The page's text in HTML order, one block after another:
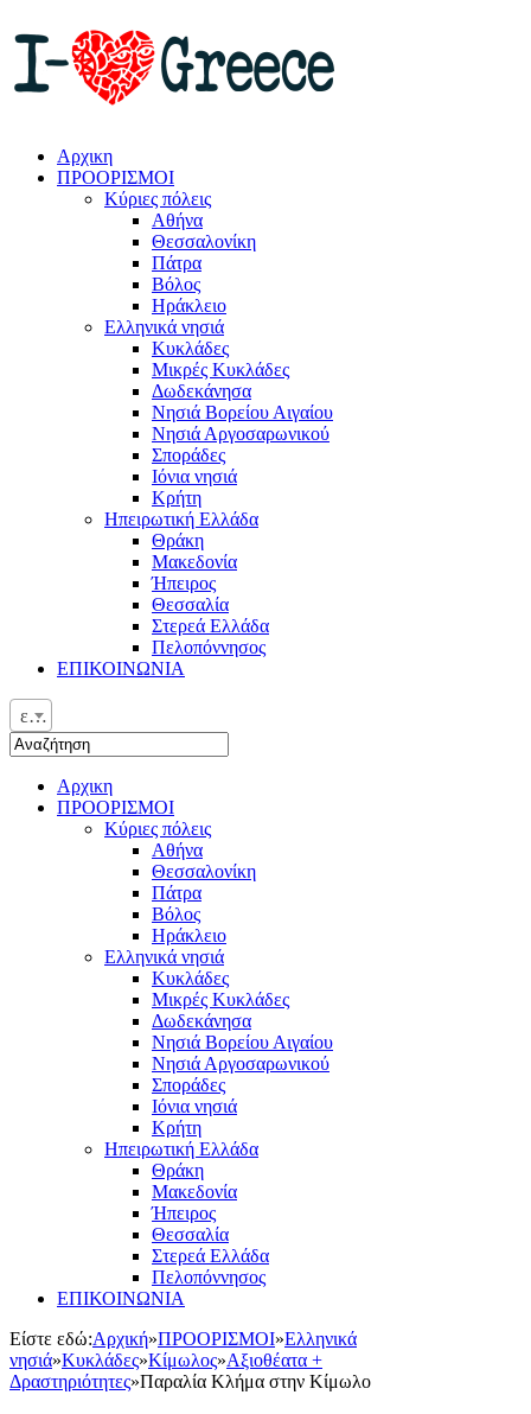
Αρχικη
ΠΡΟΟΡΙΣΜΟΙ
Κύριες πόλεις
Αθήνα
Θεσσαλονίκη
Πάτρα
Βόλος
Ηράκλειο
Ελληνικά νησιά
Κυκλάδες
Μικρές Κυκλάδες
Δωδεκάνησα
Νησιά Βορείου Αιγαίου
Νησιά Αργοσαρωνικού
Σποράδες
Ιόνια νησιά
Κρήτη
Ηπειρωτική Ελλάδα
Θράκη
Μακεδονία
Ήπειρος
Θεσσαλία
Στερεά Ελλάδα
Πελοπόννησος
ΕΠΙΚΟΙΝΩΝΙΑ
ελ
Αρχικη
ΠΡΟΟΡΙΣΜΟΙ
Κύριες πόλεις
Αθήνα
Θεσσαλονίκη
Πάτρα
Βόλος
Ηράκλειο
Ελληνικά νησιά
Κυκλάδες
Μικρές Κυκλάδες
Δωδεκάνησα
Νησιά Βορείου Αιγαίου
Νησιά Αργοσαρωνικού
Σποράδες
Ιόνια νησιά
Κρήτη
Ηπειρωτική Ελλάδα
Θράκη
Μακεδονία
Ήπειρος
Θεσσαλία
Στερεά Ελλάδα
Πελοπόννησος
ΕΠΙΚΟΙΝΩΝΙΑ
Είστε εδώ:Αρχική»ΠΡΟΟΡΙΣΜΟΙ»Ελληνικά
νησιά»Κυκλάδες»Κίμωλος»Αξιοθέατα +
Δραστηριότητες»Παραλία Κλήμα στην Κίμωλο